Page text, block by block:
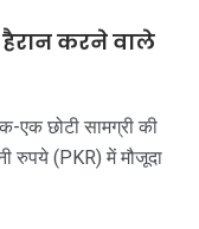
करने वाले
एक छोटी सामग्री की
रुपये (PKR) में मौजूदा